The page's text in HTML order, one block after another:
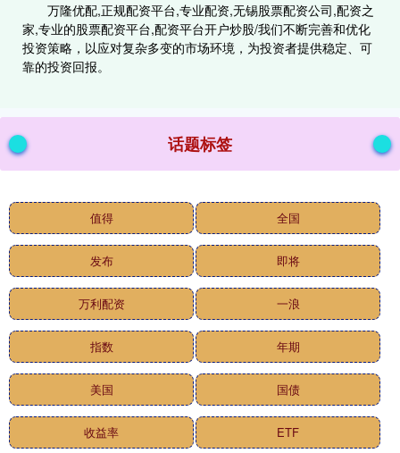
万隆优配,正规配资平台,专业配资,无锡股票配资公司,配资之
家,专业的股票配资平台,配资平台开户炒股/我们不断完善和优化
投资策略，以应对复杂多变的市场环境，为投资者提供稳定、可
靠的投资回报。
话题标签
值得 全国
发布 即将
万利配资 一浪
指数 年期
美国 国债
收益率 ETF